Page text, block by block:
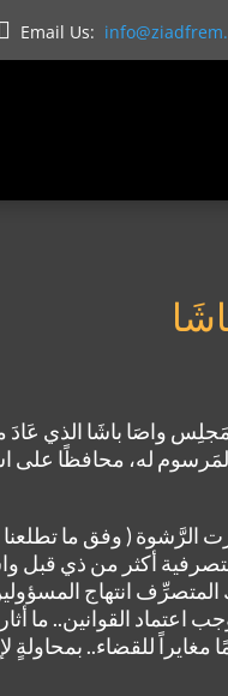
 Email Us:
واصَا باشَا الذي عَادَ
له، محافظًا على
( وفق ما تطلعنا
أكثر من ذي قبل
المتصرِّف انتهاج
القوانين.. ما
مغايراً للقضاء.. بمحاولةٍ